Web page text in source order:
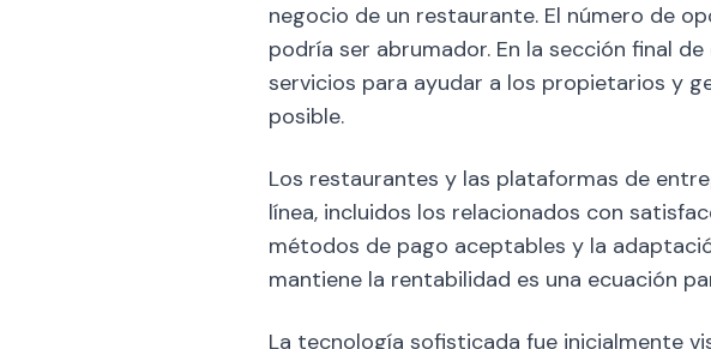
negocio de un restaurante. El número de
podría ser abrumador. En la sección final
servicios para ayudar a los propietarios y
posible.
Los restaurantes y las plataformas de
línea, incluidos los relacionados con
métodos de pago aceptables y la
mantiene la rentabilidad es una ecuación
La tecnología sofisticada fue inicialmente